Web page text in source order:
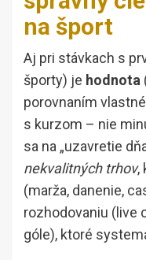
na šport
Aj pri stávkach s
športy) je hodnota
porovnaním
s kurzom – nie
sa na „uzavretie
nekvalitných trhov,
(marža, danenie,
rozhodovaniu (live
góle), ktoré